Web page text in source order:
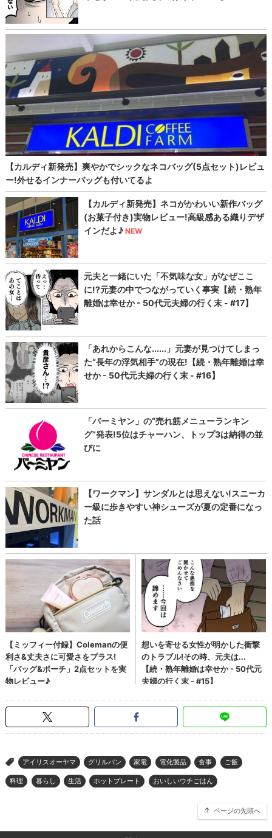
> アイリスオーヤマ グリルパン 家電 電化製品 食事 ご飯
料理 暮らし 生活 ホットプレート おいしいウチごはん
ページの先頭へ